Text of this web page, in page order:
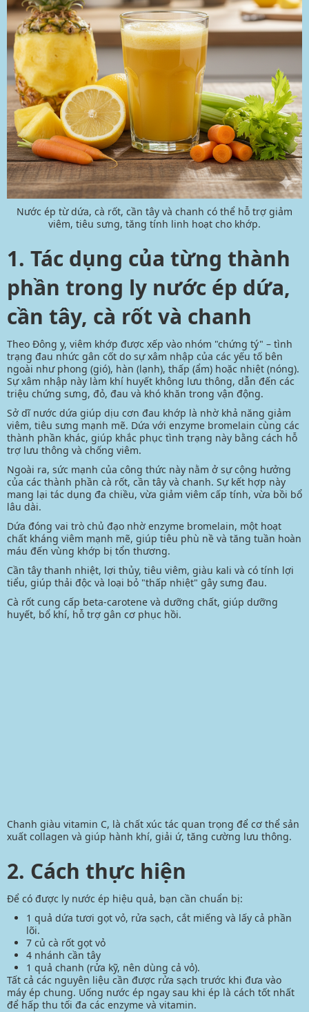
Nước ép từ dứa, cà rốt, cần tây và chanh có thể hỗ trợ giảm
viêm, tiêu sưng, tăng tính linh hoạt cho khớp.
1. Tác dụng của từng thành
phần trong ly nước ép dứa,
cần tây, cà rốt và chanh
Theo Đông y, viêm khớp được xếp vào nhóm "chứng tý" – tình
trạng đau nhức gân cốt do sự xâm nhập của các yếu tố bên
ngoài như phong (gió), hàn (lạnh), thấp (ẩm) hoặc nhiệt (nóng).
Sự xâm nhập này làm khí huyết không lưu thông, dẫn đến các
triệu chứng sưng, đỏ, đau và khó khăn trong vận động.
Sở dĩ nước dứa giúp dịu cơn đau khớp là nhờ khả năng giảm
viêm, tiêu sưng mạnh mẽ. Dứa với enzyme bromelain cùng các
thành phần khác, giúp khắc phục tình trạng này bằng cách hỗ
trợ lưu thông và chống viêm.
Ngoài ra, sức mạnh của công thức này nằm ở sự cộng hưởng
của các thành phần cà rốt, cần tây và chanh. Sự kết hợp này
mang lại tác dụng đa chiều, vừa giảm viêm cấp tính, vừa bồi bổ
lâu dài.
Dứa đóng vai trò chủ đạo nhờ enzyme bromelain, một hoạt
chất kháng viêm mạnh mẽ, giúp tiêu phù nề và tăng tuần hoàn
máu đến vùng khớp bị tổn thương.
Cần tây thanh nhiệt, lợi thủy, tiêu viêm, giàu kali và có tính lợi
tiểu, giúp thải độc và loại bỏ "thấp nhiệt" gây sưng đau.
Cà rốt cung cấp beta-carotene và dưỡng chất, giúp dưỡng
huyết, bổ khí, hỗ trợ gân cơ phục hồi.
Chanh giàu vitamin C, là chất xúc tác quan trọng để cơ thể sản
xuất collagen và giúp hành khí, giải ứ, tăng cường lưu thông.
2. Cách thực hiện
Để có được ly nước ép hiệu quả, bạn cần chuẩn bị:
1 quả dứa tươi gọt vỏ, rửa sạch, cắt miếng và lấy cả phần
lõi.
7 củ cà rốt gọt vỏ
4 nhánh cần tây
1 quả chanh (rửa kỹ, nên dùng cả vỏ).
Tất cả các nguyên liệu cần được rửa sạch trước khi đưa vào
máy ép chung. Uống nước ép ngay sau khi ép là cách tốt nhất
để hấp thu tối đa các enzyme và vitamin.